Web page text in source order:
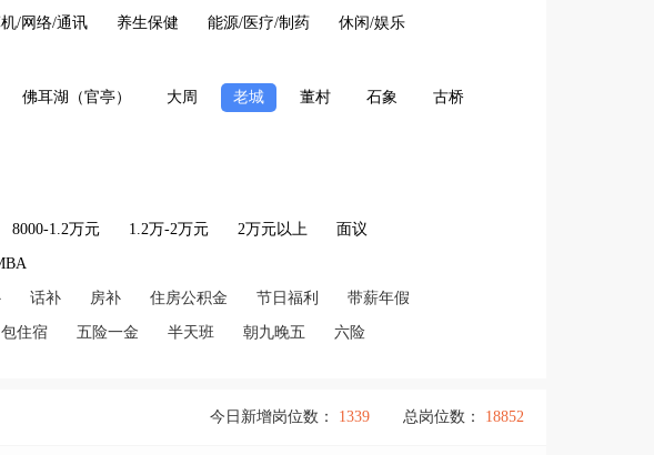
/网络/通讯 养生保健 能源/医疗/制药 休闲/娱乐
佛耳湖（官亭） 大周 老城 董村 石象
古桥
8000-1.2万元 1.2万-2万元 2万元以上 面议
话补 房补 住房公积金 节日福利 带薪年假
包住宿 五险一金 半天班 朝九晚五 六险
总岗位数： 18852
今日新增岗位数： 1339